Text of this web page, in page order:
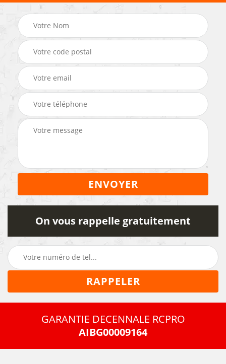
On vous rappelle gratuitement
GARANTIE DECENNALE RCPRO
AIBG00009164